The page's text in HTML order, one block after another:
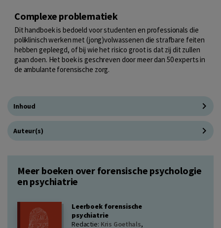
Complexe problematiek
Dit handboek is bedoeld voor studenten en professionals die
poliklinisch werken met (jong)volwassenen die strafbare feiten
hebben gepleegd, of bij wie het risico groot is dat zij dit zullen
gaan doen. Het boek is geschreven door meer dan 50 experts in
de ambulante forensische zorg.
Inhoud
Auteur(s)
Meer boeken over forensische psychologie
en psychiatrie
Leerboek forensische
psychiatrie
Redactie: Kris Goethals,